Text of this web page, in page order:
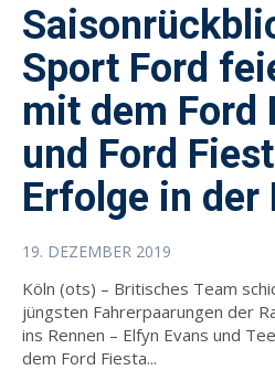
Sport Ford
mit dem Ford
und Ford
Erfolge in der
19. DEZEMBER 2019
Köln (ots) – Britisches Team
jüngsten Fahrerpaarungen der
ins Rennen – Elfyn Evans und
dem Ford Fiesta...